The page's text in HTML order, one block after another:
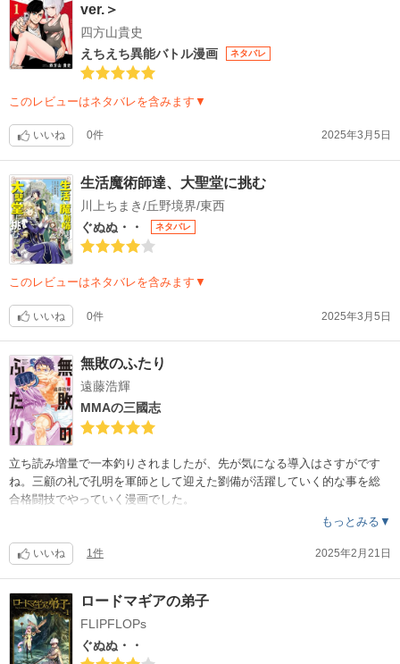
ver.＞
四方山貴史
えちえち異能バトル漫画
ネタバレ
このレビューはネタバレを含みます▼
いいね 0件 2025年3月5日
生活魔術師達、大聖堂に挑む
川上ちまき/丘野境界/東西
ぐぬぬ・・
ネタバレ
このレビューはネタバレを含みます▼
いいね 0件 2025年3月5日
無敗のふたり
遠藤浩輝
MMAの三國志
立ち読み増量で一本釣りされましたが、先が気になる導入はさすがです
ね。三顧の礼で孔明を軍師として迎えた劉備が活躍していく的な事を総
合格闘技でやっていく漫画でした。
オールラウンダー廻の頃からグラウンドの描き込みがバリバリにキマっ
ただ、廻では女子の描写もありましたが、本作は殆どありません。悲し
もっとみる▼
いいね 1件 2025年2月21日
ロードマギアの弟子
FLIPFLOPs
ぐぬぬ・・